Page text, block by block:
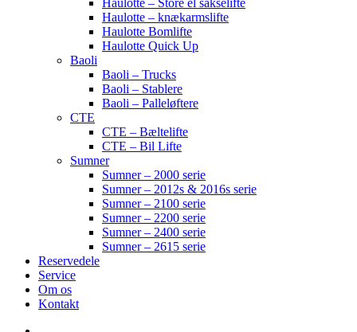
Haulotte – Store el sakselifte
Haulotte – knækarmslifte
Haulotte Bomlifte
Haulotte Quick Up
Baoli
Baoli – Trucks
Baoli – Stablere
Baoli – Palleløftere
CTE
CTE – Bæltelifte
CTE – Bil Lifte
Sumner
Sumner – 2000 serie
Sumner – 2012s & 2016s serie
Sumner – 2100 serie
Sumner – 2200 serie
Sumner – 2400 serie
Sumner – 2615 serie
Reservedele
Service
Om os
Kontakt